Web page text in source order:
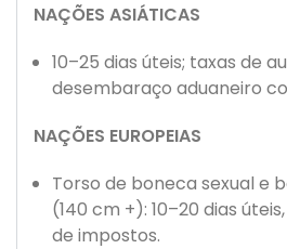
NAÇÕES ASIÁTICAS
10–25 dias úteis; taxas de
desembaraço aduaneiro
NAÇÕES EUROPEIAS
Torso de boneca sexual e
(140 cm +): 10–20 dias
de impostos.